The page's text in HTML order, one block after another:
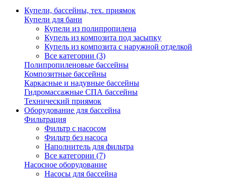
Купели, бассейны, тех. приямок
Купели для бани
Купели из полипропилена
Купель из композита под засыпку
Купель из композита с наружной отделкой
Все категории (3)
Полипропиленовые бассейны
Композитные бассейны
Каркасные и надувные бассейны
Гидромассажные СПА бассейны
Технический приямок
Оборудование для бассейна
Фильтрация
Фильтр с насосом
Фильтр без насоса
Наполнитель для фильтра
Все категории (7)
Насосное оборудование
Насосы для бассейна